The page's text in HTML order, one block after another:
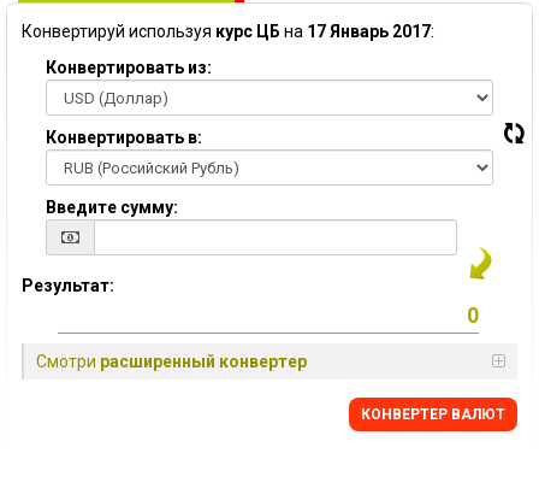
Конвертируй используя курс ЦБ на 17 Январь 2017:
Конвертировать из:
Конвертировать в:
Введите сумму:
Результат:
Смотри расширенный конвертер
КОНВЕРТЕР ВАЛЮТ